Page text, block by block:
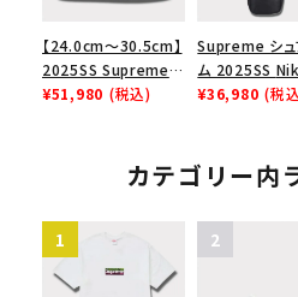
【24.0cm～30.5cm】
2025SS Supreme
GOODENOUGH
ムグッドイナフ ナイキ
エアフォース１スニー
¥51,980 (税込)
Supreme シュ
ム 2025SS Nike
Leather
ク 黒
¥36,980 (税
カテゴリー内